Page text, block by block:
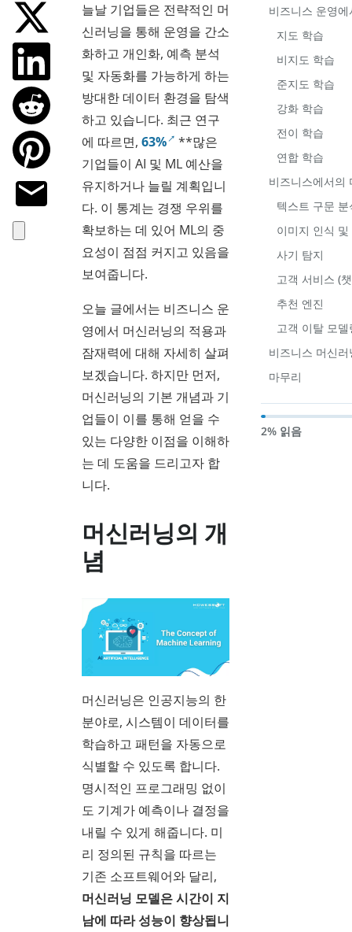
늘날 기업들은 전략적인 머
신러닝을 통해 운영을 간소
화하고 개인화, 예측 분석
및 자동화를 가능하게 하는
방대한 데이터 환경을 탐색
하고 있습니다. 최근 연구
에 따르면, 63%
**많은
기업들이 AI 및 ML 예산을
유지하거나 늘릴 계획입니
다. 이 통계는 경쟁 우위를
확보하는 데 있어 ML의 중
요성이 점점 커지고 있음을
보여줍니다.
오늘 글에서는 비즈니스 운
영에서 머신러닝의 적용과
잠재력에 대해 자세히 살펴
보겠습니다. 하지만 먼저,
머신러닝의 기본 개념과 기
업들이 이를 통해 얻을 수
있는 다양한 이점을 이해하
는 데 도움을 드리고자 합
니다.
머신러닝의 개
념
머신러닝은 인공지능의 한
분야로, 시스템이 데이터를
학습하고 패턴을 자동으로
식별할 수 있도록 합니다.
명시적인 프로그래밍 없이
도 기계가 예측이나 결정을
내릴 수 있게 해줍니다. 미
리 정의된 규칙을 따르는
기존 소프트웨어와 달리,
머신러닝 모델은 시간이 지
남에 따라 성능이 향상됩니
비즈니스 운영
지도 학습
비지도 학습
준지도 학습
강화 학습
전이 학습
연합 학습
비즈니스에서의
텍스트 구문 분
이미지 인식 및
사기 탐지
고객 서비스 (
추천 엔진
고객 이탈 모
비즈니스 머신
마무리
2% 읽음